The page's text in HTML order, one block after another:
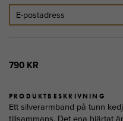
PRODUKTBESKRIVNING
Ett silverarmband på tunn
790 KR